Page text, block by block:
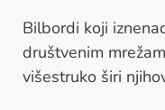
Bilbordi koji
društvenim
višestruko širi